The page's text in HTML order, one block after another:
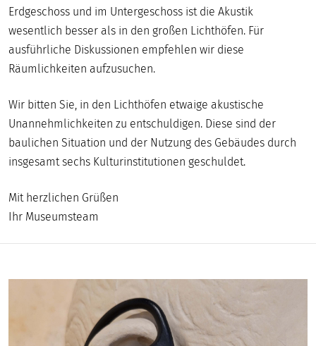
Erdgeschoss und im Untergeschoss ist die Akustik
wesentlich besser als in den großen Lichthöfen. Für
ausführliche Diskussionen empfehlen wir diese
Räumlichkeiten aufzusuchen.
Wir bitten Sie, in den Lichthöfen etwaige akustische
Unannehmlichkeiten zu entschuldigen. Diese sind der
baulichen Situation und der Nutzung des Gebäudes durch
insgesamt sechs Kulturinstitutionen geschuldet.
Mit herzlichen Grüßen
Ihr Museumsteam